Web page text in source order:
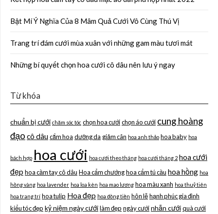
Bật Mí Ý Nghĩa Của 8 Mâm Quả Cưới Vô Cùng Thú Vị
Trang trí đám cưới mùa xuân với những gam màu tươi mát
Những bí quyết chọn hoa cưới cô dâu nên lưu ý ngay
Từ khóa
chuẩn bị cưới chăm sóc tóc chọn hoa cướichọn áo cưới cung hoàng
đạo cô dâucắm hoa dưỡng da giảm cân hoa anh thảo hoa baby hoa
bách hợp hoa cưới hoa cưới theo tháng hoa cưới tháng 2 hoa cưới
đẹp hoa cầm tay cô dâu Hoa cẩm chướnghoa cẩm tú cầu hoa hồng hoa
hồng vàng hoa lavender hoa loa kèn hoa mao lương hoa màu xanh hoa thuỷ tiên
hoa trang trí hoa tulip Hoa đẹp hoa đồng tiền hôn lễhạnh phúc gia đình
kiểu tóc đẹp kỷ niệm ngày cướilàm đẹp ngày cướinhẫn cướiquà cưới